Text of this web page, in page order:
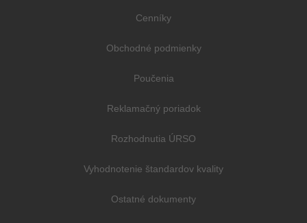
Cenníky
Obchodné podmienky
Poučenia
Reklamačný poriadok
Rozhodnutia ÚRSO
Vyhodnotenie štandardov kvality
Ostatné dokumenty